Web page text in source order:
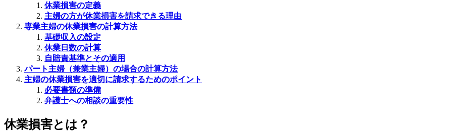
休業損害の定義
主婦の方が休業損害を請求できる理由
専業主婦の休業損害の計算方法
基礎収入の設定
休業日数の計算
自賠責基準とその適用
パート主婦（兼業主婦）の場合の計算方法
主婦の休業損害を適切に請求するためのポイント
必要書類の準備
弁護士への相談の重要性
休業損害とは？